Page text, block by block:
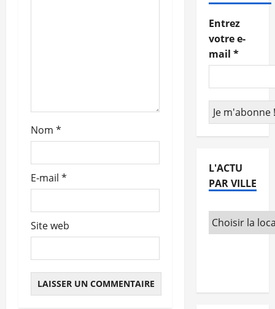
i
c
l
Nom *
E-mail *
Site web
Entrez
votre e-
mail *
L'ACTU
PAR VILLE